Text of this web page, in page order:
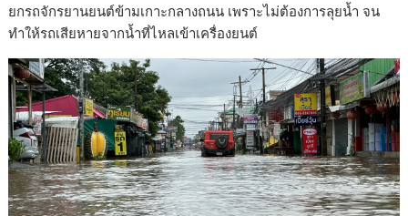
ยกรถจักรยานยนต์ข้ามเกาะกลางถนน เพราะไม่ต้องการลุยน้ำ จน
ทำให้รถเสียหายจากน้ำที่ไหลเข้าเครื่องยนต์